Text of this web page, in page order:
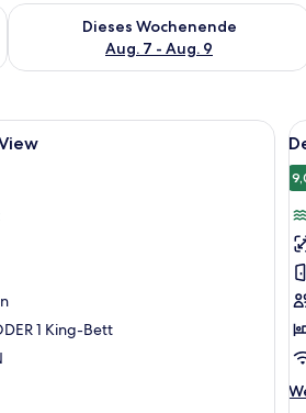
Aug. 8 - Aug. 9.
Dieses Wochenende
Aug. 7 - Aug. 9
Überprüfe die Verfügbarkeit für
Blick auf eine reizvolle Berg- und
Ein Balkon mit zwei Stühlen und
1 King-Bett